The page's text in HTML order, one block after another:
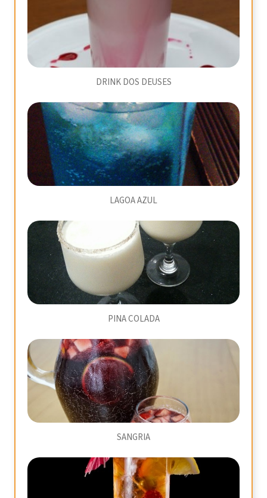
DRINK DOS DEUSES
LAGOA AZUL
PINA COLADA
SANGRIA